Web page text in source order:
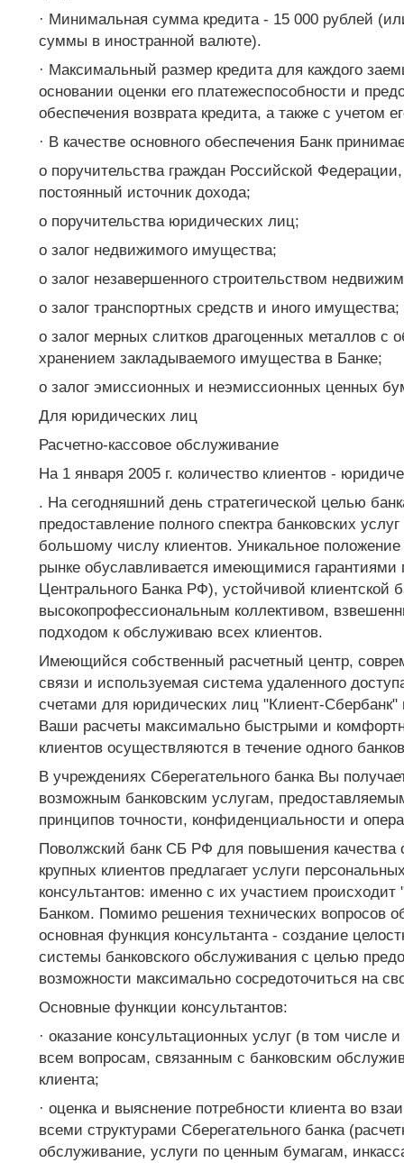
· Минимальная сумма кредита - 15 000 рублей
суммы в иностранной валюте).
· Максимальный размер кредита для каждого
основании оценки его платежеспособности и
обеспечения возврата кредита, а также с учетом
· В качестве основного обеспечения Банк
o поручительства граждан Российской
постоянный источник дохода;
o поручительства юридических лиц;
o залог недвижимого имущества;
o залог незавершенного строительством
o залог транспортных средств и иного имущества;
o залог мерных слитков драгоценных металлов с
хранением закладываемого имущества в Банке;
o залог эмиссионных и неэмиссионных ценных
Для юридических лиц
Расчетно-кассовое обслуживание
На 1 января 2005 г. количество клиентов -
. На сегодняшний день стратегической целью
предоставление полного спектра банковских
большому числу клиентов. Уникальное
рынке обуславливается имеющимися гарантиями
Центрального Банка РФ), устойчивой клиентской
высокопрофессиональным коллективом,
подходом к обслуживаю всех клиентов.
Имеющийся собственный расчетный центр,
связи и используемая система удаленного
счетами для юридических лиц "Клиент-Сбербанк"
Ваши расчеты максимально быстрыми и
клиентов осуществляются в течение одного
В учреждениях Сберегательного банка Вы
возможным банковским услугам,
принципов точности, конфиденциальности и
Поволжский банк СБ РФ для повышения качества
крупных клиентов предлагает услуги
консультантов: именно с их участием
Банком. Помимо решения технических вопросов
основная функция консультанта - создание
системы банковского обслуживания с целью
возможности максимально сосредоточиться на
Основные функции консультантов:
· оказание консультационных услуг (в том числе
всем вопросам, связанным с банковским
клиента;
· оценка и выяснение потребности клиента во
всеми структурами Сберегательного банка
обслуживание, услуги по ценным бумагам,